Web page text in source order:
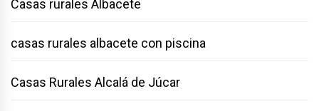
Casas rurales Albacete
casas rurales albacete con piscina
Casas Rurales Alcalá de Júcar